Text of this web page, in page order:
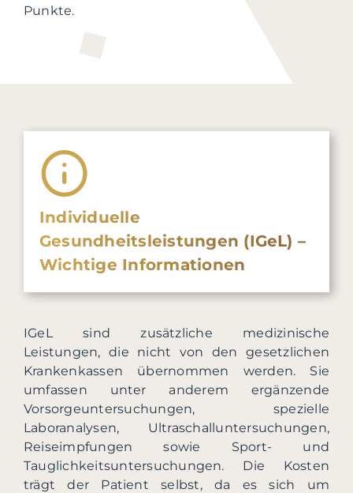
Punkte.
Individuelle
Gesundheitsleistungen (IGeL) –
Wichtige Informationen
IGeL sind zusätzliche medizinische
Leistungen, die nicht von den gesetzlichen
Krankenkassen übernommen werden. Sie
umfassen unter anderem ergänzende
Vorsorgeuntersuchungen, spezielle
Laboranalysen, Ultraschalluntersuchungen,
Reiseimpfungen sowie Sport- und
Tauglichkeitsuntersuchungen. Die Kosten
trägt der Patient selbst, da es sich um